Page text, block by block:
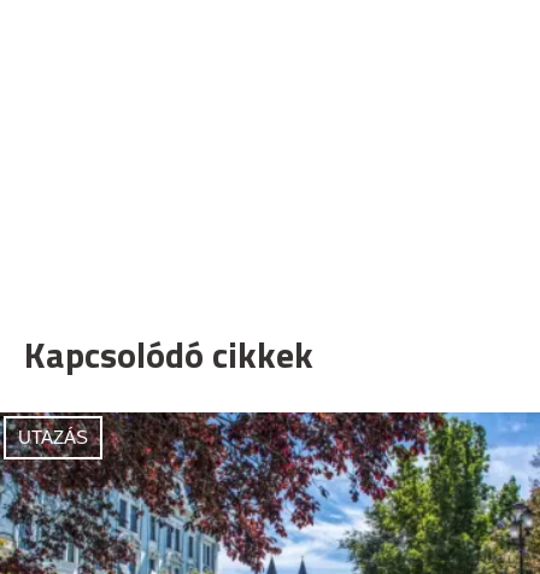
Kapcsolódó cikkek
UTAZÁS